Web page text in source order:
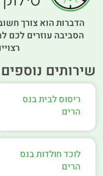
הדברות הוא צורך
הסביבה עוזרים לכם
שירותים
ריסוס לבית בנס
הרים
לוכד חולדות בנס
הרים